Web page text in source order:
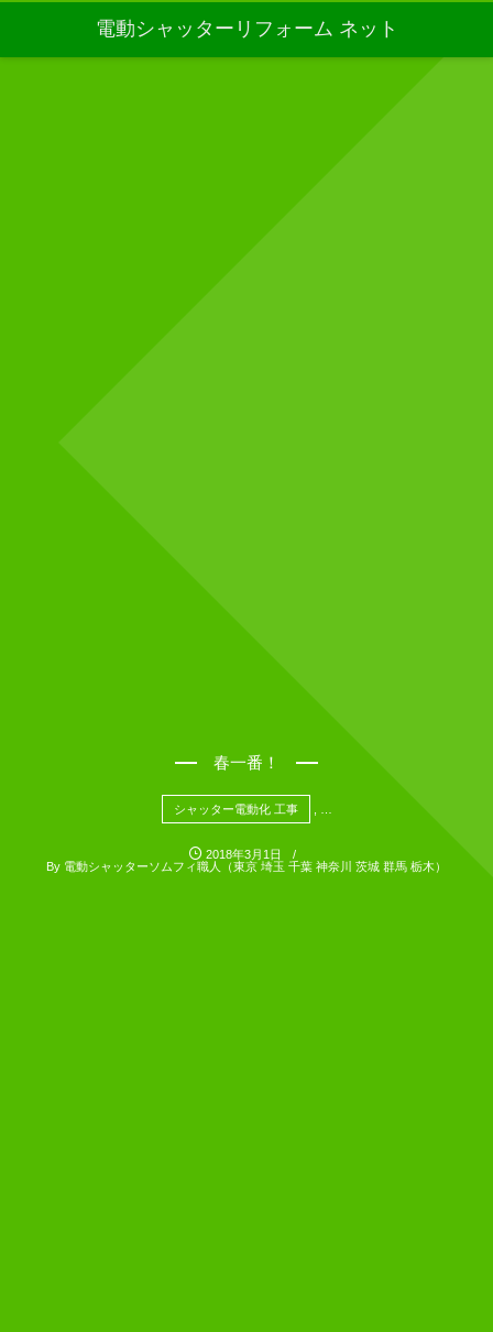
電動シャッターリフォーム ネット
春一番！
シャッター電動化 工事
2018年3月1日
By 電動シャッターソムフィ職人（東京 埼玉 千葉 神奈川 茨城 群馬 栃木）